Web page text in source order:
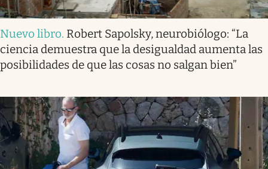
Nuevo libro. Robert Sapolsky, neurobiólogo: “La
ciencia demuestra que la desigualdad aumenta las
posibilidades de que las cosas no salgan bien”